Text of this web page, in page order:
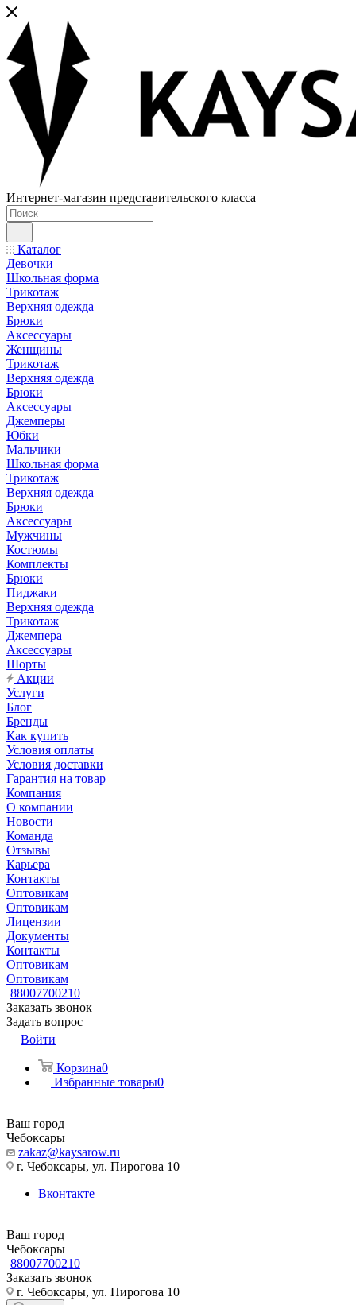
Интернет-магазин представительского класса
Каталог
Девочки
Школьная форма
Трикотаж
Верхняя одежда
Брюки
Аксессуары
Женщины
Трикотаж
Верхняя одежда
Брюки
Аксессуары
Джемперы
Юбки
Мальчики
Школьная форма
Трикотаж
Верхняя одежда
Брюки
Аксессуары
Мужчины
Костюмы
Комплекты
Брюки
Пиджаки
Верхняя одежда
Трикотаж
Джемпера
Аксессуары
Шорты
Акции
Услуги
Блог
Бренды
Как купить
Условия оплаты
Условия доставки
Гарантия на товар
Компания
О компании
Новости
Команда
Отзывы
Карьера
Контакты
Оптовикам
Оптовикам
Лицензии
Документы
Контакты
Оптовикам
Оптовикам
88007700210
Заказать звонок
Задать вопрос
Войти
Корзина0
Избранные товары0
Ваш город
Чебоксары
zakaz@kaysarow.ru
г. Чебоксары, ул. Пирогова 10
Вконтакте
Ваш город
Чебоксары
88007700210
Заказать звонок
г. Чебоксары, ул. Пирогова 10